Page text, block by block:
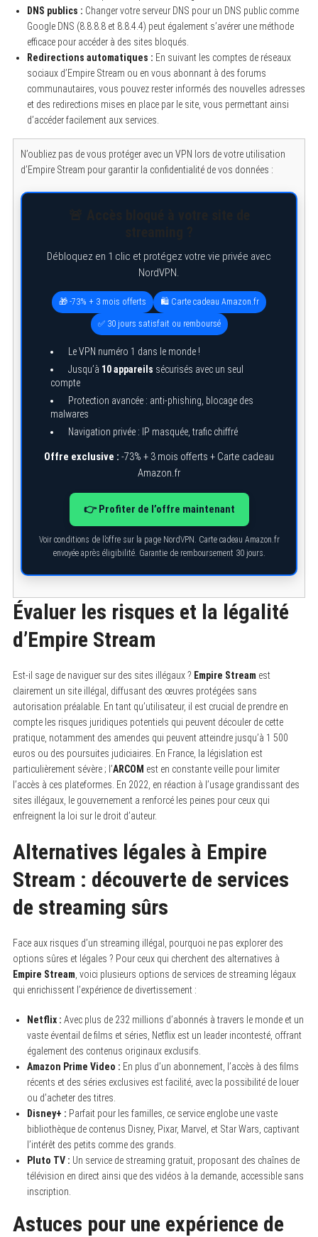
DNS publics : Changer votre serveur DNS pour un DNS public comme
Google DNS (8.8.8.8 et 8.8.4.4) peut également s’avérer une méthode
efficace pour accéder à des sites bloqués.
Redirections automatiques : En suivant les comptes de réseaux
sociaux d’Empire Stream ou en vous abonnant à des forums
communautaires, vous pouvez rester informés des nouvelles adresses
et des redirections mises en place par le site, vous permettant ainsi
d’accéder facilement aux services.
N’oubliez pas de vous protéger avec un VPN lors de votre utilisation
d’Empire Stream pour garantir la confidentialité de vos données :
Débloquez en 1 clic et protégez votre vie privée avec
NordVPN.
🎁 -73% + 3 mois offerts 🛍️ Carte cadeau Amazon.fr
✅ 30 jours satisfait ou remboursé
Le VPN numéro 1 dans le monde !
Jusqu’à 10 appareils sécurisés avec un seul
compte
Protection avancée : anti-phishing, blocage des
malwares
Navigation privée : IP masquée, trafic chiffré
Offre exclusive : -73% + 3 mois offerts + Carte cadeau
Amazon.fr
👉 Profiter de l’offre maintenant
Voir conditions de l’offre sur la page NordVPN. Carte cadeau Amazon.fr
envoyée après éligibilité. Garantie de remboursement 30 jours.
Évaluer les risques et la légalité
d’Empire Stream
Est-il sage de naviguer sur des sites illégaux ? Empire Stream est
clairement un site illégal, diffusant des œuvres protégées sans
autorisation préalable. En tant qu’utilisateur, il est crucial de prendre en
compte les risques juridiques potentiels qui peuvent découler de cette
pratique, notamment des amendes qui peuvent atteindre jusqu’à 1 500
euros ou des poursuites judiciaires. En France, la législation est
particulièrement sévère ; l’ARCOM est en constante veille pour limiter
l’accès à ces plateformes. En 2022, en réaction à l’usage grandissant des
sites illégaux, le gouvernement a renforcé les peines pour ceux qui
enfreignent la loi sur le droit d’auteur.
Alternatives légales à Empire
Stream : découverte de services
de streaming sûrs
Face aux risques d’un streaming illégal, pourquoi ne pas explorer des
options sûres et légales ? Pour ceux qui cherchent des alternatives à
Empire Stream , voici plusieurs options de services de streaming légaux
qui enrichissent l’expérience de divertissement :
Netflix : Avec plus de 232 millions d’abonnés à travers le monde et un
vaste éventail de films et séries, Netflix est un leader incontesté, offrant
également des contenus originaux exclusifs.
Amazon Prime Video : En plus d’un abonnement, l’accès à des films
récents et des séries exclusives est facilité, avec la possibilité de louer
ou d’acheter des titres.
Disney+ : Parfait pour les familles, ce service englobe une vaste
bibliothèque de contenus Disney, Pixar, Marvel, et Star Wars, captivant
l’intérêt des petits comme des grands.
Pluto TV : Un service de streaming gratuit, proposant des chaînes de
télévision en direct ainsi que des vidéos à la demande, accessible sans
inscription.
Astuces pour une expérience de